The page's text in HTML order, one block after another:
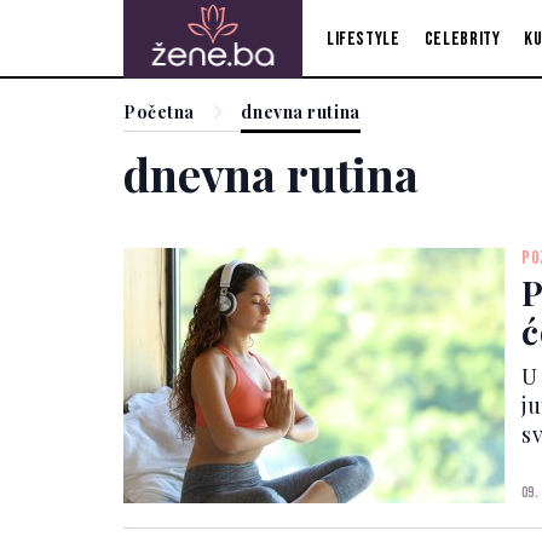
Lifestyle Celebrity
Početna dnevna rutina
dnevna rutina
09.